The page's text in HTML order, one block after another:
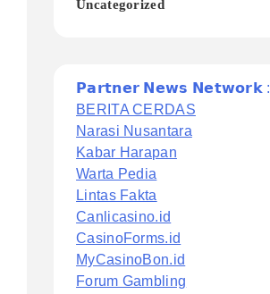
Uncategorized
𝗣𝗮𝗿𝘁𝗻𝗲𝗿 𝗡𝗲𝘄𝘀 𝗡𝗲𝘁𝘄𝗼𝗿𝗸 :
BERITA CERDAS
Narasi Nusantara
Kabar Harapan
Warta Pedia
Lintas Fakta
Canlicasino.id
CasinoForms.id
MyCasinoBon.id
Forum Gambling